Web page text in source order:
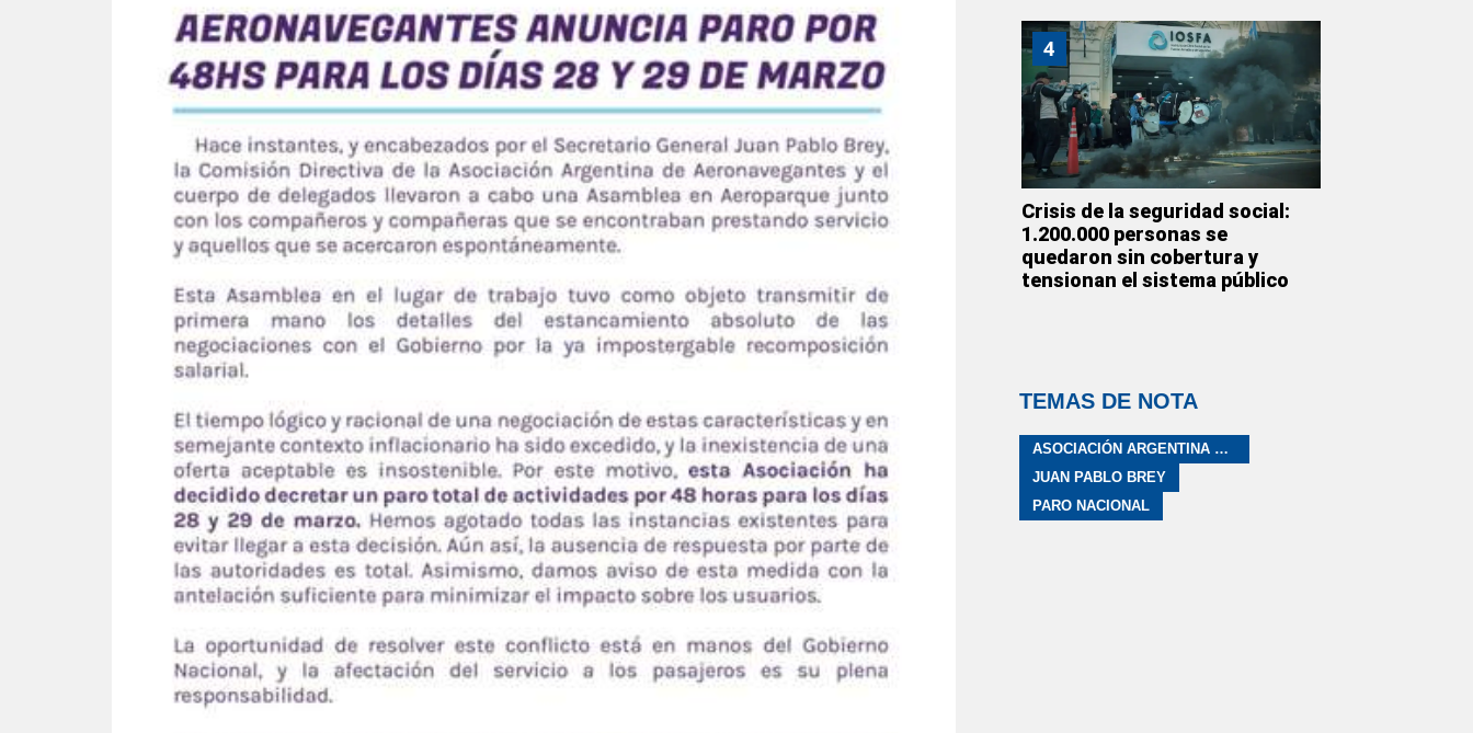
4
Crisis de la seguridad social:
1.200.000 personas se
quedaron sin cobertura y
tensionan el sistema público
TEMAS DE NOTA
ASOCIACIÓN ARGENTINA DE AERONAVEGANTES
JUAN PABLO BREY
PARO NACIONAL